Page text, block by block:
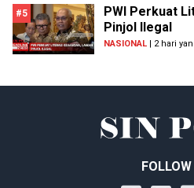
#5
PWI Perkuat
Pinjol Ilegal
NASIONAL | 2 hari